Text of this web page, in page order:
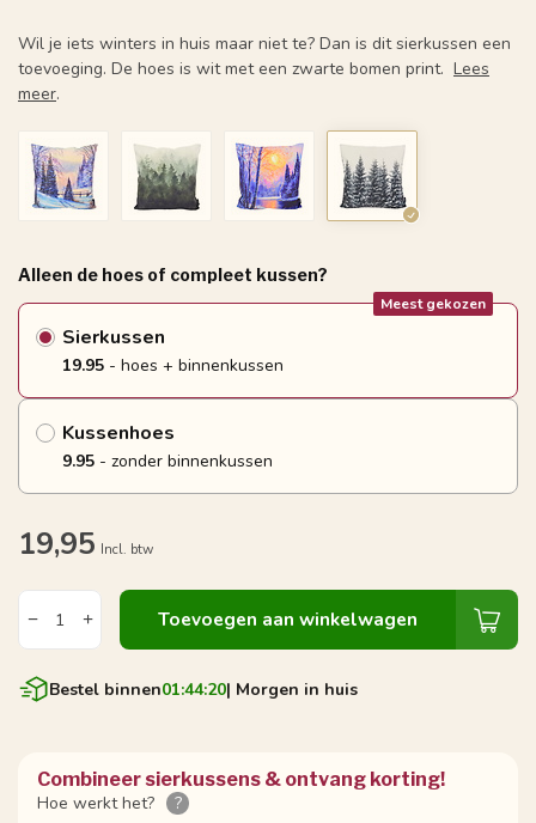
Wil je iets winters in huis maar niet te? Dan is dit sierkussen een
toevoeging. De hoes is wit met een zwarte bomen print. Lees
meer.
Alleen de hoes of compleet kussen?
Sierkussen
Meest gekozen
19.95 - hoes + binnenkussen
Kussenhoes
9.95 - zonder binnenkussen
19,95 Incl. btw
Toevoegen aan winkelwagen
Bestel binnen01:44:19| Morgen in huis
Combineer sierkussens & ontvang korting!
Hoe werkt het?
?